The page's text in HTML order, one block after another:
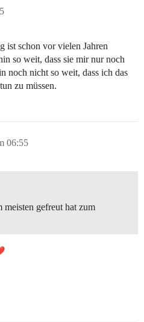
ist schon vor vielen Jahren
so weit, dass sie mir nur noch
noch nicht so weit, dass ich das
zu müssen.
06:55
meisten gefreut hat zum